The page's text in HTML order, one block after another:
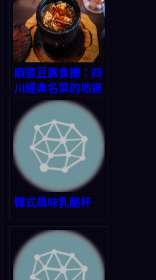
麻婆豆腐食譜：四
川經典名菜的地道
做法
韓式風味乳酪杯